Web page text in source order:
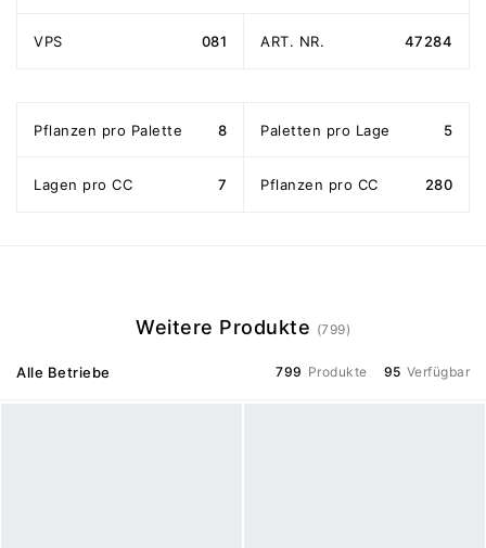
VPS 081 ART. NR. 47284
Pflanzen pro Palette 8 Paletten pro Lage 5
Lagen pro CC 7 Pflanzen pro CC 280
Weitere Produkte (799)
Alle Betriebe 799 Produkte 95 Verfügbar